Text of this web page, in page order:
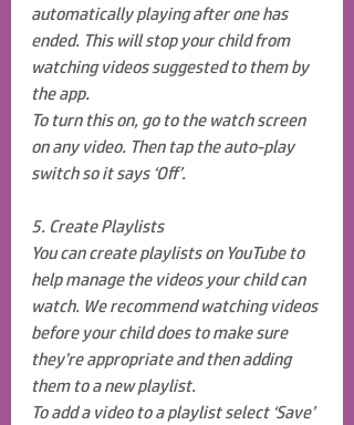
automatically playing after one has
ended. This will stop your child from
watching videos suggested to them by
the app.
To turn this on, go to the watch screen
on any video. Then tap the auto-play
switch so it says ‘Off’.
5. Create Playlists
You can create playlists on YouTube to
help manage the videos your child can
watch. We recommend watching videos
before your child does to make sure
they're appropriate and then adding
them to a new playlist.
To add a video to a playlist select ‘Save’